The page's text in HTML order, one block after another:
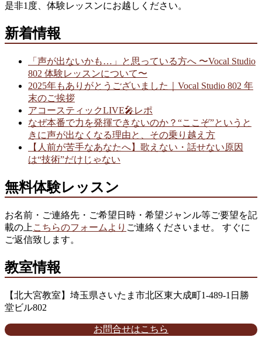
是非1度、体験レッスンにお越しください。
新着情報
「声が出ないかも…」と思っている方へ 〜Vocal Studio
802 体験レッスンについて〜
2025年もありがとうございました｜Vocal Studio 802 年
末のご挨拶
アコースティックLIVE🎤レポ
なぜ本番で力を発揮できないのか？“ここぞ”というと
きに声が出なくなる理由と、その乗り越え方
【人前が苦手なあなたへ】歌えない・話せない原因
は“技術”だけじゃない
無料体験レッスン
お名前・ご連絡先・ご希望日時・希望ジャンル等ご要望を記
載の上 こちらのフォームより ご連絡くださいませ。 すぐに
ご返信致します。
教室情報
【北大宮教室】埼玉県さいたま市北区東大成町1-489-1日勝
堂ビル802
お問合せはこちら